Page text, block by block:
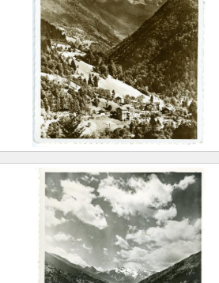
(Saint-Marcellin, 1893 –
Allevard, 1962)
LUMIERE, Antoine
CE2020.1.261
Pinsot. Saison estivale et
glacier du Gleyzin
FEUGIER, Albert Marius
(Saint-Marcellin, 1893 –
Allevard, 1962)